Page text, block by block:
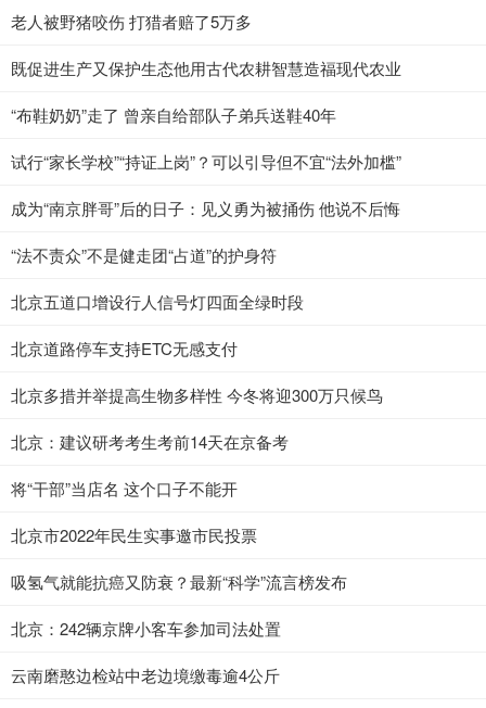
老人被野猪咬伤 打猎者赔了5万多
既促进生产又保护生态他用古代农耕智慧造福现代农业
“布鞋奶奶”走了 曾亲自给部队子弟兵送鞋40年
试行“家长学校”“持证上岗”？可以引导但不宜“法外加槛”
成为“南京胖哥”后的日子：见义勇为被捅伤 他说不后悔
“法不责众”不是健走团“占道”的护身符
北京五道口增设行人信号灯四面全绿时段
北京道路停车支持ETC无感支付
北京多措并举提高生物多样性 今冬将迎300万只候鸟
北京：建议研考考生考前14天在京备考
将“干部”当店名 这个口子不能开
北京市2022年民生实事邀市民投票
吸氢气就能抗癌又防衰？最新“科学”流言榜发布
北京：242辆京牌小客车参加司法处置
云南磨憨边检站中老边境缴毒逾4公斤